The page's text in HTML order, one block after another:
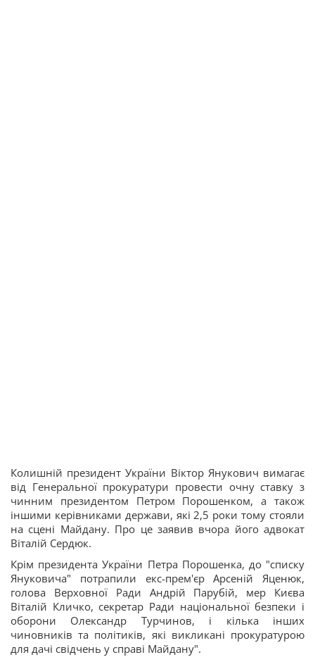
Колишній президент України Віктор Янукович вимагає
від Генеральної прокуратури провести очну ставку з
чинним президентом Петром Порошенком, а також
іншими керівниками держави, які 2,5 роки тому стояли
на сцені Майдану. Про це заявив вчора його адвокат
Віталій Сердюк.
Крім президента України Петра Порошенка, до "списку
Януковича" потрапили екс-прем'єр Арсеній Яценюк,
голова Верховної Ради Андрій Парубій, мер Києва
Віталій Кличко, секретар Ради національної безпеки і
оборони Олександр Турчинов, і кілька інших
чиновників та політиків, які викликані прокуратурою
для дачі свідчень у справі Майдану".